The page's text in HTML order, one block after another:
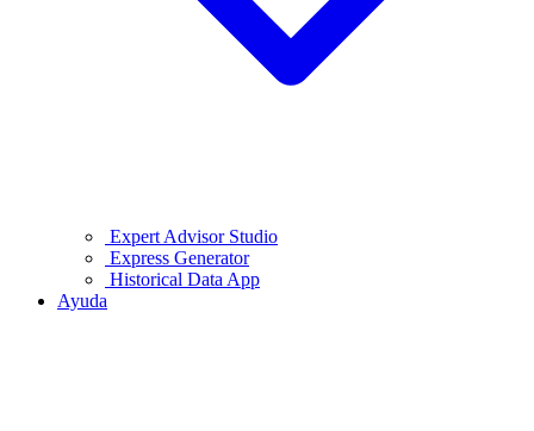
Expert Advisor Studio
Express Generator
Historical Data App
Ayuda